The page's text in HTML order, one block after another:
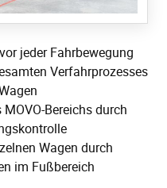
jeder Fahrbewegung
Verfahrprozesses
Bereichs durch
Wagen durch
im Fußbereich